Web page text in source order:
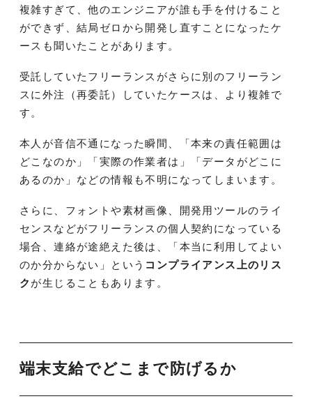
複雑すぎて、他のエンジニアが誰も手を付けること
ができず、結局ゼロから開発し直すことになったケ
ースも聞いたことがあります。
受託していたフリーランスがさらに別のフリーラン
スに外注（再委託）していたケースは、より複雑で
す。
本人が音信不通になった瞬間、「本来の責任範囲は
どこなのか」「実際の作業者は」「データがどこに
あるのか」などの情報も不明になってしまいます。
さらに、フォントや素材画像、開発用ツールのライ
センスなどがフリーランスの個人契約になっている
場合、連絡が途絶えた後は、「本当に利用してよい
のか分からない」という コンプライアンス上のリス
ク が生じることもあります。
端末支給でどこまで防げるか